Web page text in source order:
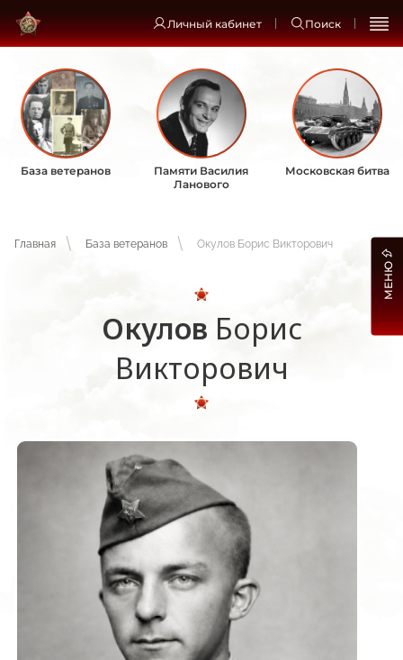
Личный кабинет Поиск
База ветеранов
Памяти Василия
Ланового
Московская битва
Главная База ветеранов Окулов Борис Викторович
Окулов Борис
Викторович
МЕНЮ